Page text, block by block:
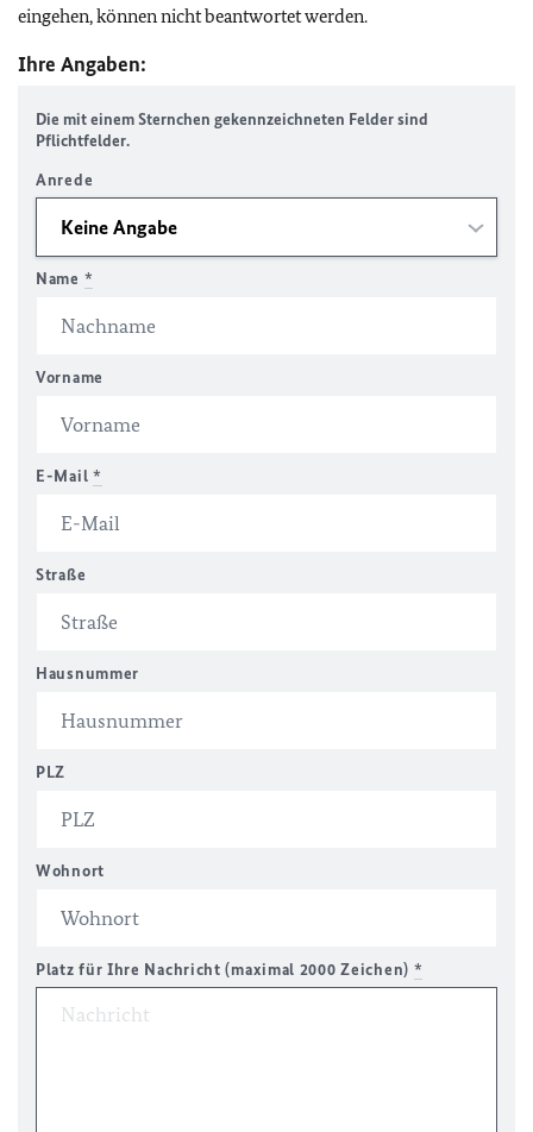
eingehen, können nicht beantwortet werden.
Ihre Angaben:
Die mit einem Sternchen gekennzeichneten Felder sind
Pflichtfelder.
Anrede
Name *
Vorname
E-Mail *
Straße
Hausnummer
PLZ
Wohnort
Platz für Ihre Nachricht (maximal 2000 Zeichen) *